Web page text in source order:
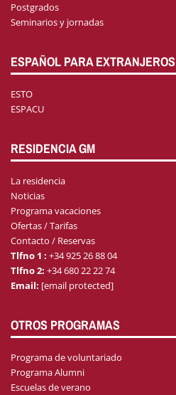
Postgrados
Seminarios y jornadas
ESPAÑOL PARA EXTRANJEROS
ESTO
ESPACU
RESIDENCIA GM
La residencia
Noticias
Programa vacaciones
Ofertas / Tarifas
Contacto / Reservas
Tlfno 1 : +34 925 26 88 04
Tlfno 2: +34 680 22 22 74
Email: [email protected]
OTROS PROGRAMAS
Programa de voluntariado
Programa Alumni
Escuelas de verano